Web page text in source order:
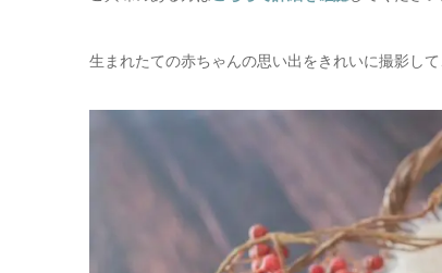
生まれたての赤ちゃんの思い出をきれいに撮影し